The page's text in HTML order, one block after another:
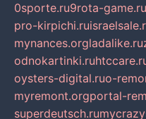
0sporte.ru9rota-game.ru
pro-kirpichi.ru
mynances.orgladalike.ru
odnokartinki.ru
oysters-digital.ruo-
myremont.orgportal-
superdeutsch.ru